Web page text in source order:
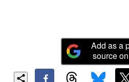
Add as a
source